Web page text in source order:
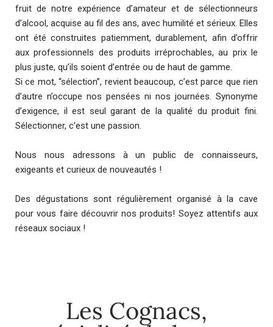
fruit de notre expérience d’amateur et de sélectionneurs
d’alcool, acquise au fil des ans, avec humilité et sérieux. Elles
ont été construites patiemment, durablement, afin d’offrir
aux professionnels des produits irréprochables, au prix le
plus juste, qu’ils soient d’entrée ou de haut de gamme.
Si ce mot, “sélection”, revient beaucoup, c’est parce que rien
d’autre n’occupe nos pensées ni nos journées. Synonyme
d’exigence, il est seul garant de la qualité du produit fini.
Sélectionner, c’est une passion.
Nous nous adressons à un public de connaisseurs,
exigeants et curieux de nouveautés !
Des dégustations sont régulièrement organisé à la cave
pour vous faire découvrir nos produits! Soyez attentifs aux
réseaux sociaux !
Les Cognacs,